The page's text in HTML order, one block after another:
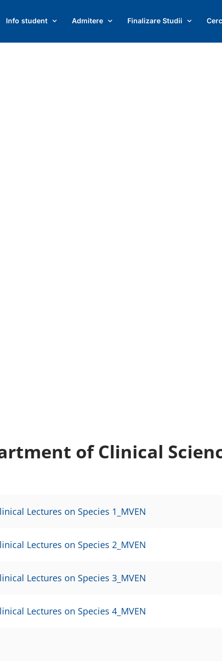
Procesul se desfășoară între
Info student Admitere Finalizare Studii
of Clinical
Lectures on Species 1_MVEN
Lectures on Species 2_MVEN
Lectures on Species 3_MVEN
Lectures on Species 4_MVEN